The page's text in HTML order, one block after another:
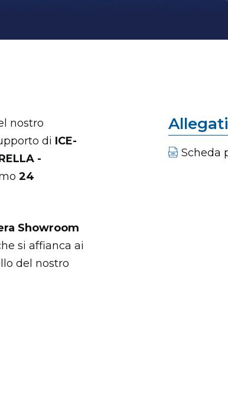
nostro
di ICE-
-
24
Showroom
si affianca ai
del nostro
Allegati
Scheda